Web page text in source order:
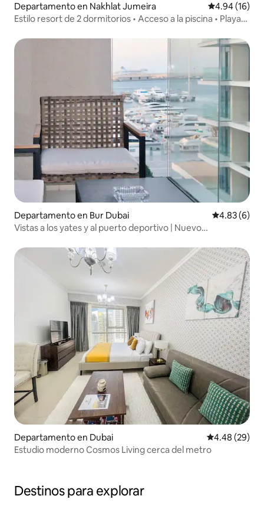
Departamento en Nakhlat Jumeira Calificación
4.94 (16)
Estilo resort de 2 dormitorios • Acceso a la piscina • Playa
Departamento en Bur Dubai Calificación
4.83 (6)
Vistas a los yates y al puerto deportivo | Nuevo
Departamento en Dubai Calificación
4.48 (29)
Estudio moderno Cosmos Living cerca del metro
Destinos para explorar